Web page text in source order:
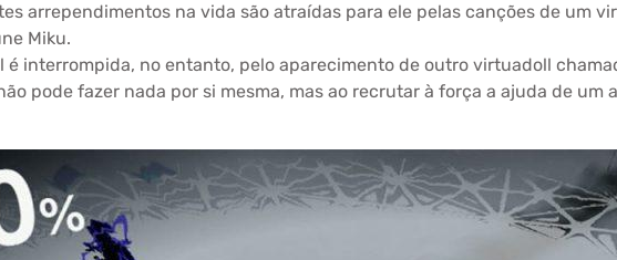
arrependimentos na vida são atraídas para ele pelas canções de um
Miku.
interrompida, no entanto, pelo aparecimento de outro virtuadoll
pode fazer nada por si mesma, mas ao recrutar à força a ajuda de um